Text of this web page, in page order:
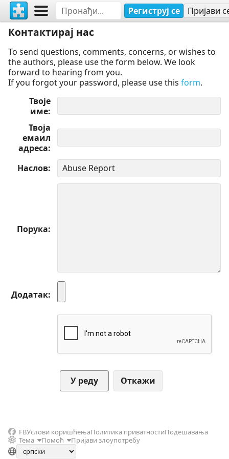
Региструј се Пријави
Контактирај нас
To send questions, comments, concerns, or wishes to
the authors, please use the form below. We look
forward to hearing from you.
If you forgot your password, please use this form.
Твоје
име
Твоја
емаил
адреса
Наслов
Порука
Додатак
Откажи
FBУслови коришћењаПолитика приватностиПодешавања
Тема
Помоћ Пријави злоупотребу